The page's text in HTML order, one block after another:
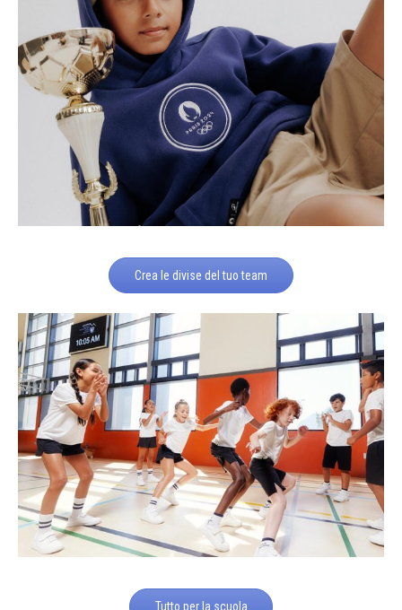
Crea le divise del tuo team
Tutto per la scuola